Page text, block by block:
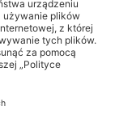
prawne
przy wsparciu